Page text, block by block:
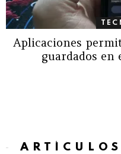
Aplicaciones
guardados en